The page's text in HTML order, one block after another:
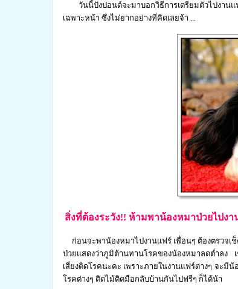
วันนี้ปังปอนด์จะมาบอกวิธีการเตรียมตัวไปงาน
เฉพาะหน้า ซึ่งไม่ยากอย่างที่คิดเลยจ้า ...
สิ่งที่ต้องระวัง!! ห้ามพาน้องหมาป่วยไปงา
ก่อนจะพาน้องหมาไปงานแฟร์ เพื่อนๆ ต้องตรวจเ
ป่วยแสดงว่าภูมิต้านทานโรคของน้องหมาลดต่ำลง
เสี่ยงติดโรคนะคะ เพราะภายในงานแฟร์ต่างๆ จะ
โรคต่างๆ ติดไม้ติดมือกลับบ้านกันไปฟรีๆ ก็ได้น้า